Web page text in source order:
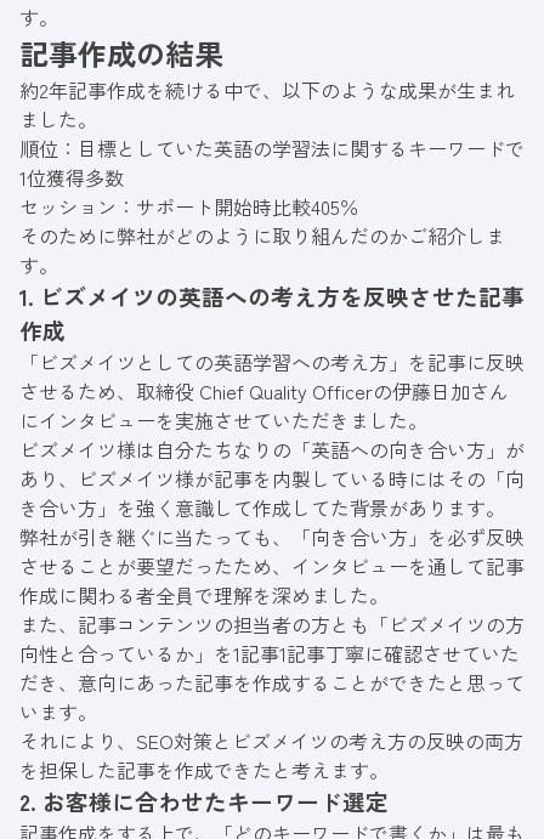
す。
記事作成の結果
約2年記事作成を続ける中で、以下のような成果が生まれ
ました。
順位：目標としていた英語の学習法に関するキーワードで
1位獲得多数
セッション：サポート開始時比較405％
そのために弊社がどのように取り組んだのかご紹介しま
す。
1. ビズメイツの英語への考え方を反映させた記事
作成
「ビズメイツとしての英語学習への考え方」を記事に反映
させるため、取締役 Chief Quality Officerの伊藤日加さん
にインタビューを実施させていただきました。
ビズメイツ様は自分たちなりの「英語への向き合い方」が
あり、ビズメイツ様が記事を内製している時にはその「向
き合い方」を強く意識して作成してた背景があります。
弊社が引き継ぐに当たっても、「向き合い方」を必ず反映
させることが要望だったため、インタビューを通して記事
作成に関わる者全員で理解を深めました。
また、記事コンテンツの担当者の方とも「ビズメイツの方
向性と合っているか」を1記事1記事丁寧に確認させていた
だき、意向にあった記事を作成することができたと思って
います。
それにより、SEO対策とビズメイツの考え方の反映の両方
を担保した記事を作成できたと考えます。
2. お客様に合わせたキーワード選定
記事作成をする上で、「どのキーワードで書くか」は最も